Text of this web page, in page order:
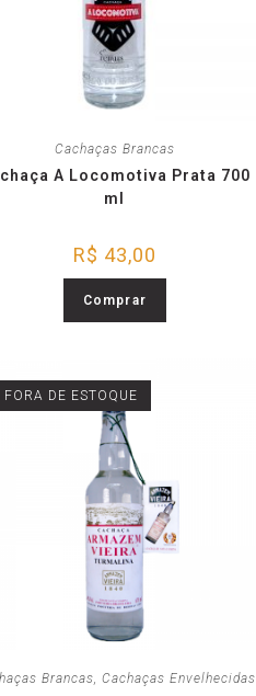
Cachaças Brancas
A Locomotiva Prata 700
ml
R$ 43,00
Comprar
FORA DE ESTOQUE
Brancas Cachaças Envelhecidas